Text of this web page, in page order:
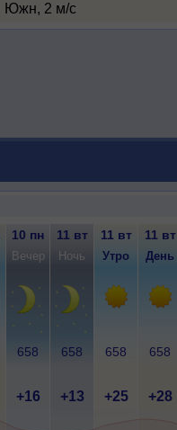
Южн, 2 м/с
10 пн 11 вт 11 вт 11 вт
Вечер Ночь Утро День
658 658 658 658
+16 +13 +25 +28